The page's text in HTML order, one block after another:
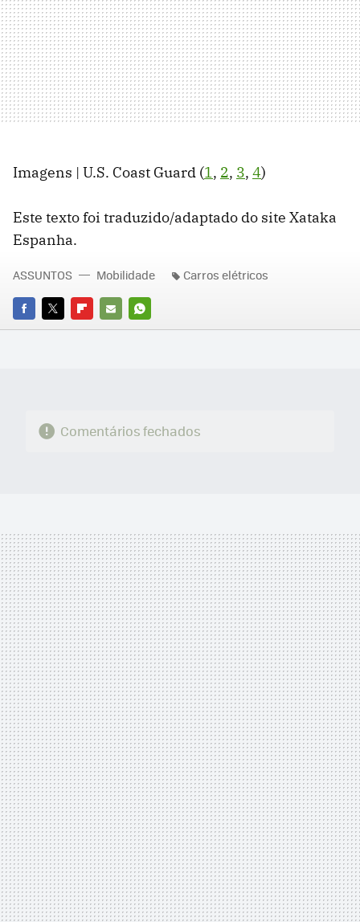
Imagens | U.S. Coast Guard (1, 2, 3, 4)
Este texto foi traduzido/adaptado do site Xataka
Espanha.
FACEBOOK
TWITTERFLIPBOARD
E-
WHATSAPP
ASSUNTOS Mobilidade Carros elétricos
Comentários fechados